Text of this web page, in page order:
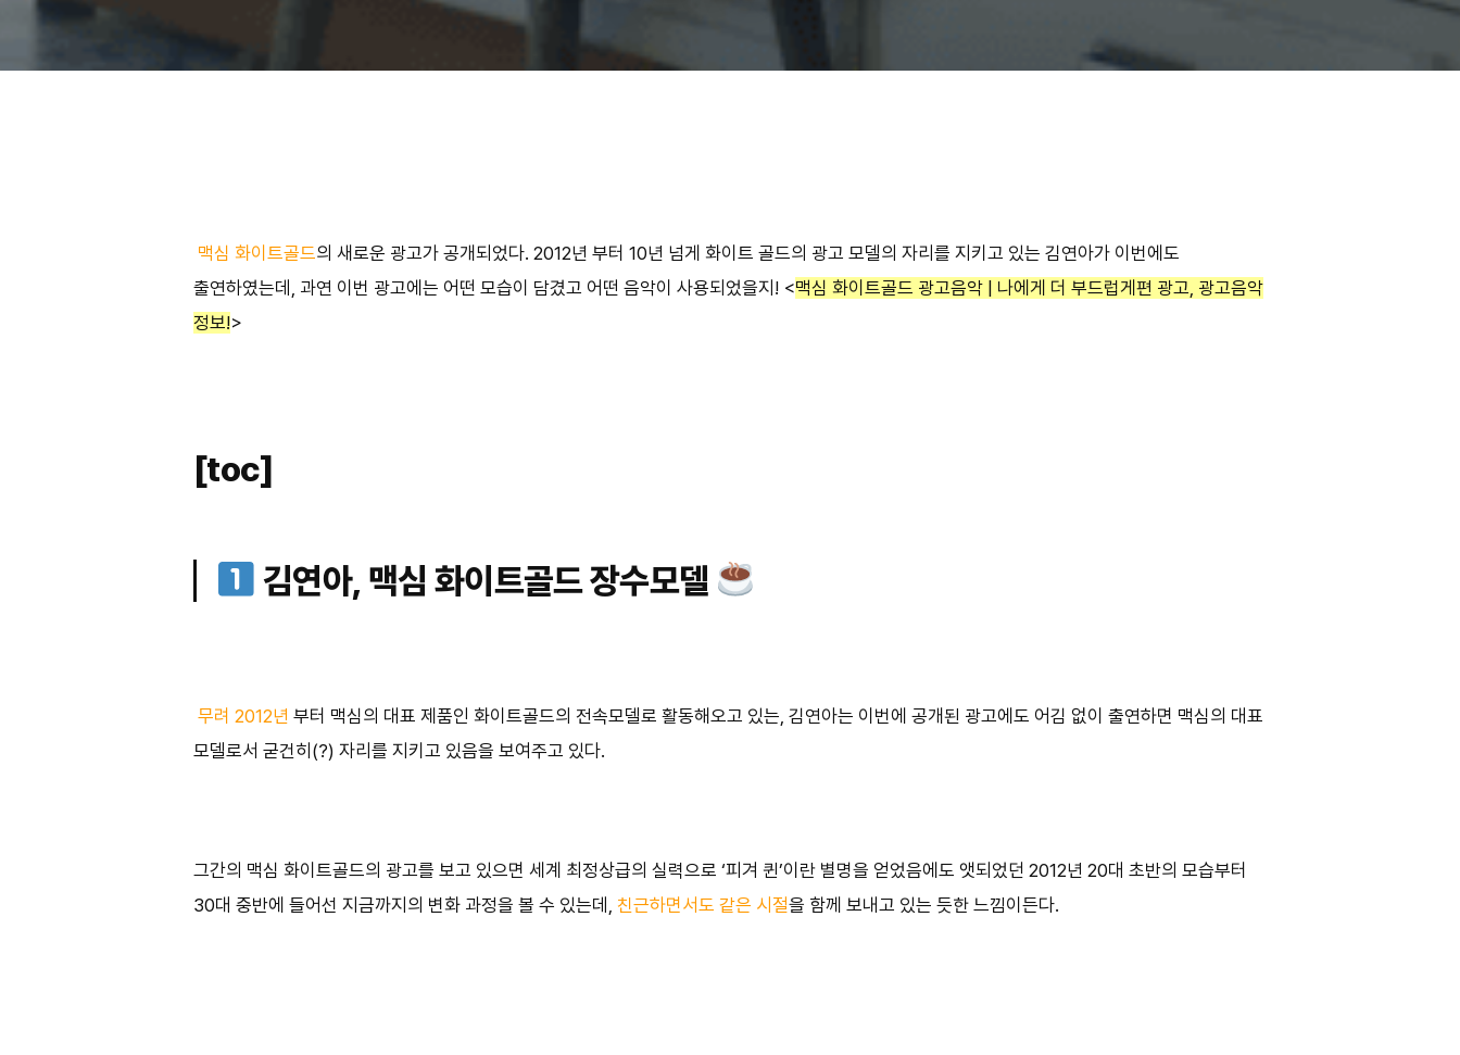
맥심 화이트골드의 새로운 광고가 공개되었다. 2012년 부터 10년 넘게 화이트 골드의 광고 모델의 자리를 지키고 있는 김연아가 이번에도
출연하였는데, 과연 이번 광고에는 어떤 모습이 담겼고 어떤 음악이 사용되었을지! <맥심 화이트골드 광고음악 | 나에게 더 부드럽게편 광고, 광고음악
정보!>
[toc]
김연아, 맥심 화이트골드 장수모델
무려 2012년 부터 맥심의 대표 제품인 화이트골드의 전속모델로 활동해오고 있는, 김연아는 이번에 공개된 광고에도 어김 없이 출연하면 맥심의 대표
모델로서 굳건히(?) 자리를 지키고 있음을 보여주고 있다.
그간의 맥심 화이트골드의 광고를 보고 있으면 세계 최정상급의 실력으로 ‘피겨 퀸’이란 별명을 얻었음에도 앳되었던 2012년 20대 초반의 모습부터
30대 중반에 들어선 지금까지의 변화 과정을 볼 수 있는데, 친근하면서도 같은 시절을 함께 보내고 있는 듯한 느낌이든다.